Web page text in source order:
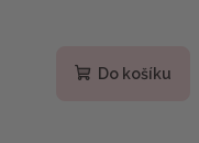
Do košíku